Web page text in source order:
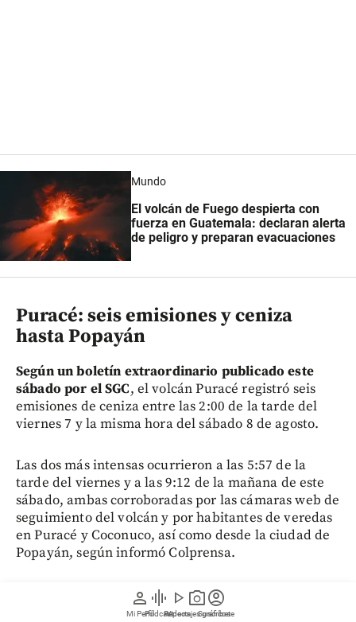
person
Mi Perfil
graphic_eq
Pódcast
play_arrow
Videos
photo_camera
Reportajes gráficos
account_circle
Suscríbete
Mundo
El volcán de Fuego despierta con
fuerza en Guatemala: declaran alerta
de peligro y preparan evacuaciones
Puracé: seis emisiones y ceniza
hasta Popayán
Según un boletín extraordinario publicado este
sábado por el SGC, el volcán Puracé registró seis
emisiones de ceniza entre las 2:00 de la tarde del
viernes 7 y la misma hora del sábado 8 de agosto.
Las dos más intensas ocurrieron a las 5:57 de la
tarde del viernes y a las 9:12 de la mañana de este
sábado, ambas corroboradas por las cámaras web de
seguimiento del volcán y por habitantes de veredas
en Puracé y Coconuco, así como desde la ciudad de
Popayán, según informó Colprensa.
La caída de ceniza fue reportada en la cabecera
municipal de Coconuco,en las veredas Cristales y